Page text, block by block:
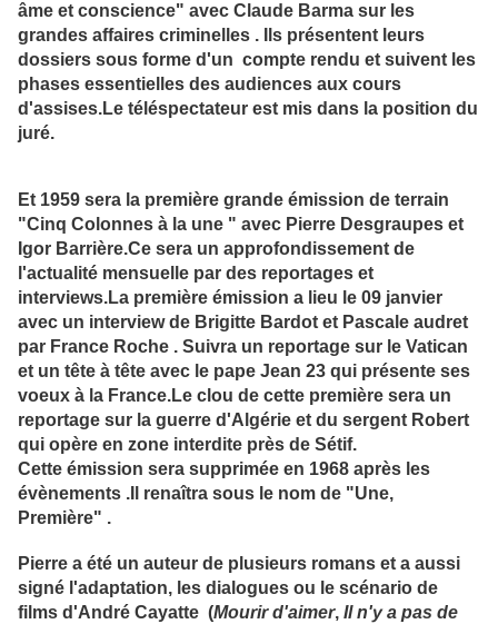
âme et conscience" avec Claude Barma sur les
grandes affaires criminelles . Ils présentent leurs
dossiers sous forme d'un compte rendu et suivent les
phases essentielles des audiences aux cours
d'assises.Le téléspectateur est mis dans la position du
juré.
Et 1959 sera la première grande émission de terrain
"Cinq Colonnes à la une " avec Pierre Desgraupes et
Igor Barrière.Ce sera un approfondissement de
l'actualité mensuelle par des reportages et
interviews.La première émission a lieu le 09 janvier
avec un interview de Brigitte Bardot et Pascale audret
par France Roche . Suivra un reportage sur le Vatican
et un tête à tête avec le pape Jean 23 qui présente ses
voeux à la France.Le clou de cette première sera un
reportage sur la guerre d'Algérie et du sergent Robert
qui opère en zone interdite près de Sétif.
Cette émission sera supprimée en 1968 après les
évènements .Il renaîtra sous le nom de "Une,
Première" .
Pierre a été un auteur de plusieurs romans et a aussi
signé l'adaptation, les dialogues ou le scénario de
films d'André Cayatte (Mourir d'aimer, Il n'y a pas de